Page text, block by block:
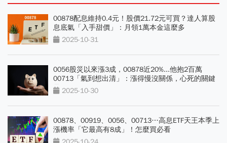
00878配息維持0.4元！股價21.72元可買？達人算股
息底氣「入手甜價」：月領1萬本金這麼多
2025-10-31
0056股災以來漲3成，00878近20%...他抱2百萬
00713「氣到想出清」：漲得慢沒關係，心死的關鍵
是？2025-10-30
00878、00919、0056、00713…高息ETF天王本季上
漲機率「它最高有8成」！怎麼買必看